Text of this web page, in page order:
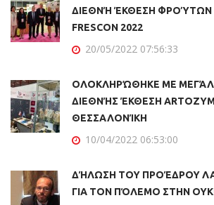
ΔΙΕΘΝΉ ΈΚΘΕΣΗ ΦΡΟΎΤΩΝ
FRESCON 2022
20/05/2022 07:56:33
ΟΛΟΚΛΗΡΏΘΗΚΕ ΜΕ
ΔΙΕΘΝΉΣ ΈΚΘΕΣΗ
ΘΕΣΣΑΛΟΝΊΚΗ
10/04/2022 06:53:00
ΔΉΛΩΣΗ ΤΟΥ ΠΡΟΈΔΡΟΥ
ΓΙΑ ΤΟΝ ΠΌΛΕΜΟ ΣΤΗΝ